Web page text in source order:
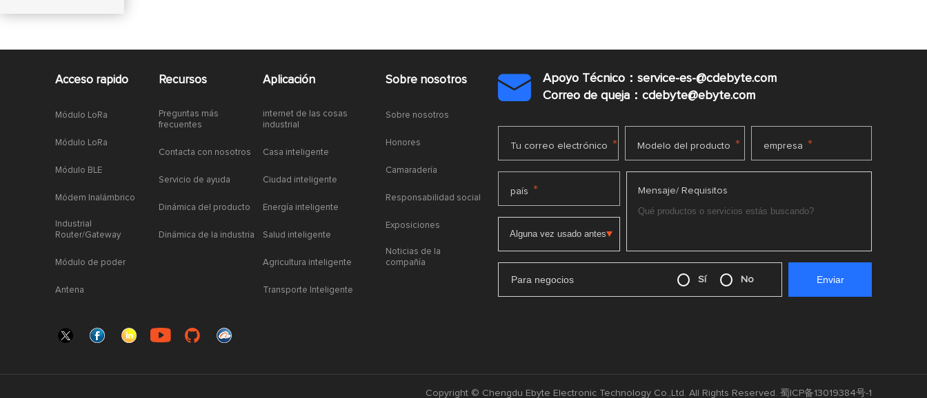
Acceso rapido
Módulo LoRa
Módulo LoRa
Módulo BLE
Módem Inalámbrico
Industrial
Router/Gateway
Módulo de poder
Antena
Recursos
Preguntas más
frecuentes
Contacta con nosotros
Servicio de ayuda
Dinámica del producto
Dinámica de la industria
Aplicación
internet de las cosas
industrial
Casa inteligente
Ciudad inteligente
Energía inteligente
Salud inteligente
Agricultura inteligente
Transporte Inteligente
Sobre nosotros
Sobre nosotros
Honores
Camaradería
Responsabilidad social
Exposiciones
Noticias de la
compañía

Apoyo Técnico：service-es-@cdebyte.com
Correo de queja：cdebyte@ebyte.com
Tu correo electrónico * Modelo del producto * empresa *
país * Mensaje/ Requisitos
Para negocios Sí No
Copyright © Chengdu Ebyte Electronic Technology Co.,Ltd. All Rights Reserved. 蜀ICP备13019384号-1